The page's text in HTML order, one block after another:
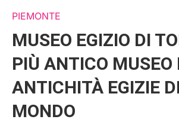
PIEMONTE
MUSEO EGIZIO DI
PIÙ ANTICO MUSEO
ANTICHITÀ EGIZIE
MONDO